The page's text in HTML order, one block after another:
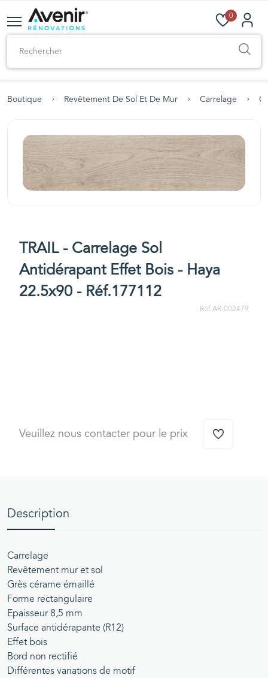
0
Boutique Revêtement De Sol Et De Mur Carrelage
TRAIL - Carrelage Sol
Antidérapant Effet Bois - Haya
22.5x90 - Réf.177112
Réf AR-002479
Veuillez nous contacter pour le prix
Description
Carrelage
Revêtement mur et sol
Grès cérame émaillé
Forme rectangulaire
Epaisseur 8,5 mm
Surface antidérapante (R12)
Effet bois
Bord non rectifié
Différentes variations de motif